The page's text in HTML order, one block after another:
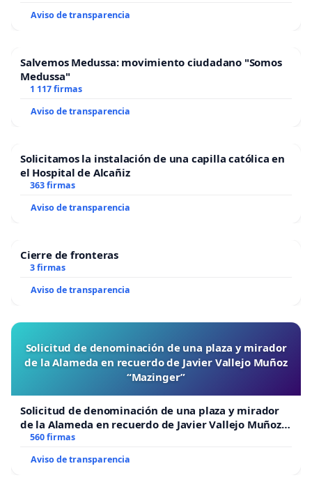
Aviso de transparencia
Salvemos Medussa: movimiento ciudadano "Somos
Medussa"
1 117 firmas
Aviso de transparencia
Solicitamos la instalación de una capilla católica en
el Hospital de Alcañiz
363 firmas
Aviso de transparencia
Cierre de fronteras
3 firmas
Aviso de transparencia
Solicitud de denominación de una plaza y mirador
de la Alameda en recuerdo de Javier Vallejo Muñoz
“Mazinger”
Solicitud de denominación de una plaza y mirador
de la Alameda en recuerdo de Javier Vallejo Muñoz
“Mazinger”
560 firmas
Aviso de transparencia